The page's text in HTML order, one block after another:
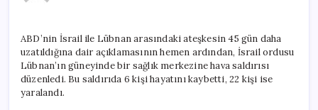
Saldırısı
Gerçekleştirdi
için
ABD’nin İsrail ile Lübnan arasındaki ateşkesin 45 gün daha
uzatıldığına dair açıklamasının hemen ardından, İsrail ordusu
Lübnan’ın güneyinde bir sağlık merkezine hava saldırısı
düzenledi. Bu saldırıda 6 kişi hayatını kaybetti, 22 kişi ise
yaralandı.